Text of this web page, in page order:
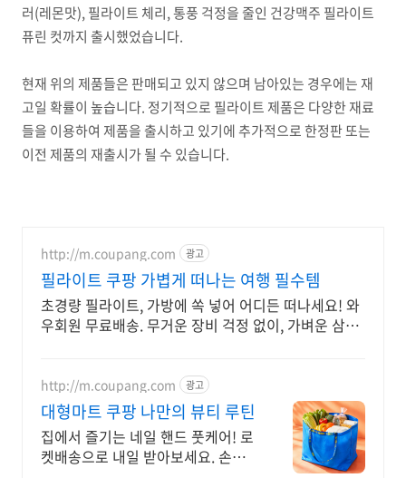
러(레몬맛), 필라이트 체리, 통풍 걱정을 줄인 건강맥주 필라이트
퓨린 컷까지 출시했었습니다.
현재 위의 제품들은 판매되고 있지 않으며 남아있는 경우에는 재
고일 확률이 높습니다. 정기적으로 필라이트 제품은 다양한 재료
들을 이용하여 제품을 출시하고 있기에 추가적으로 한정판 또는
이전 제품의 재출시가 될 수 있습니다.
http://m.coupang.com 광고
필라이트 쿠팡 가볍게 떠나는 여행 필수템
초경량 필라이트, 가방에 쏙 넣어 어디든 떠나세요! 와
우회원 무료배송. 무거운 장비 걱정 없이, 가벼운 삼각
http://m.coupang.com 광고
대형마트 쿠팡 나만의 뷰티 루틴
집에서 즐기는 네일 핸드 풋케어! 로
켓배송으로 내일 받아보세요. 손끝